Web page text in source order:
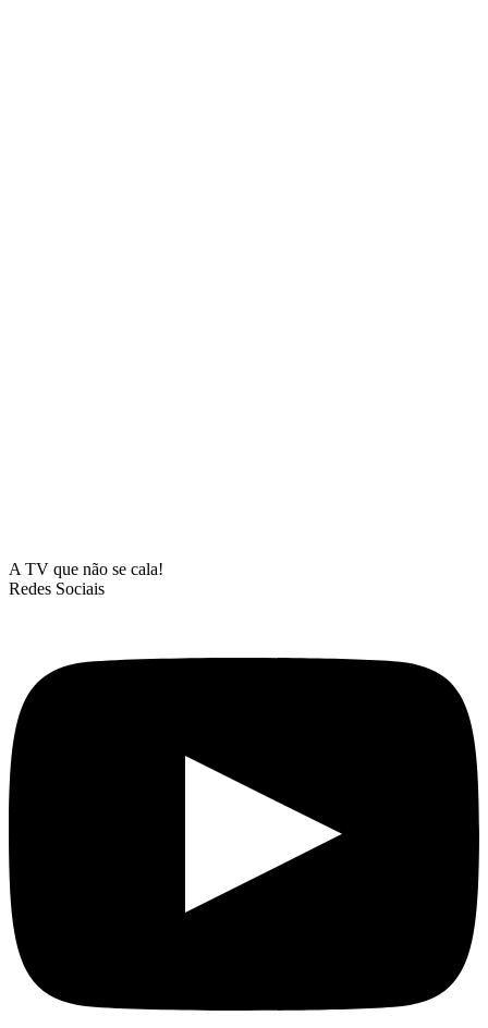
A TV que não se cala!
Redes Sociais